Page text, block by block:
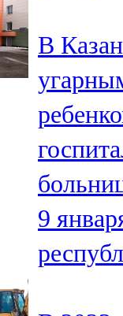
102,3
Яңа
107,0
Яр
105,5
В
9